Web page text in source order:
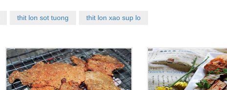
thit lon sot tuong thit lon xao sup lo